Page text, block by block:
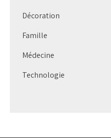
Décoration
Famille
Médecine
Technologie